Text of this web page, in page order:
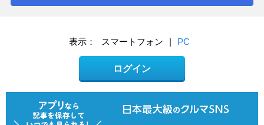
表示： スマートフォン | PC
ログイン